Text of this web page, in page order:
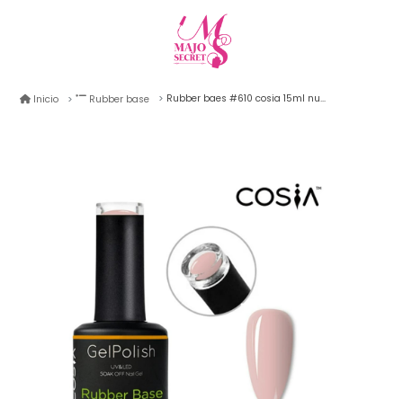
Inicio Rubber base Rubber baes #610 cosia 15ml nude